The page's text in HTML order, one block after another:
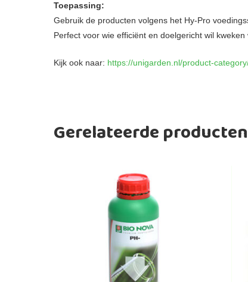
Toepassing:
Gebruik de producten volgens het Hy-Pro
Perfect voor wie efficiënt en doelgericht wil
Kijk ook naar: https://unigarden.nl/product-
Gerelateerde producten